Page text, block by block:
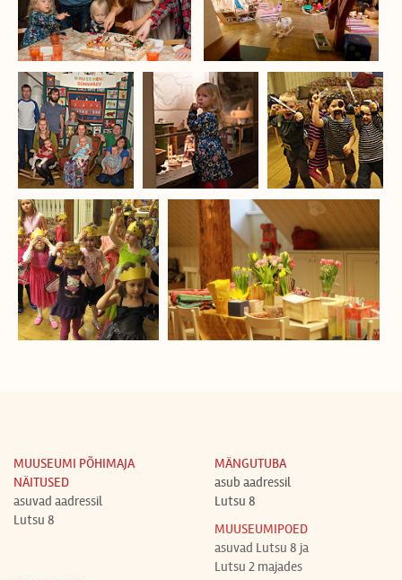
MUUSEUMI PÕHIMAJA
NÄITUSED
asuvad aadressil
Lutsu 8
MÄNGUTUBA
asub aadressil
Lutsu 8
MUUSEUMIPOED
asuvad Lutsu 8 ja
Lutsu 2 majades